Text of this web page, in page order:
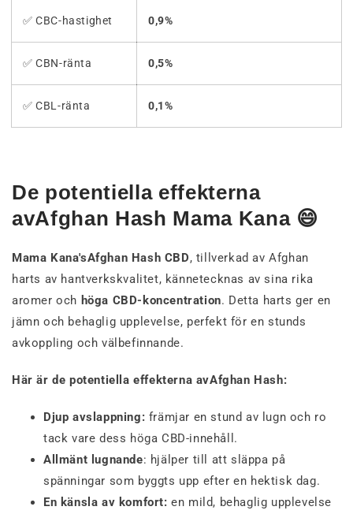
✅ CBC-hastighet 0,9%
✅ CBN-ränta 0,5%
✅ CBL-ränta 0,1%
De potentiella effekterna
avAfghan Hash Mama Kana 😄
Mama Kana'sAfghan Hash CBD, tillverkad av Afghan
harts av hantverkskvalitet, kännetecknas av sina rika
aromer och höga CBD-koncentration. Detta harts ger en
jämn och behaglig upplevelse, perfekt för en stunds
avkoppling och välbefinnande.
Här är de potentiella effekterna avAfghan Hash:
Djup avslappning: främjar en stund av lugn och ro
tack vare dess höga CBD-innehåll.
Allmänt lugnande: hjälper till att släppa på
spänningar som byggts upp efter en hektisk dag.
En känsla av komfort: en mild, behaglig upplevelse